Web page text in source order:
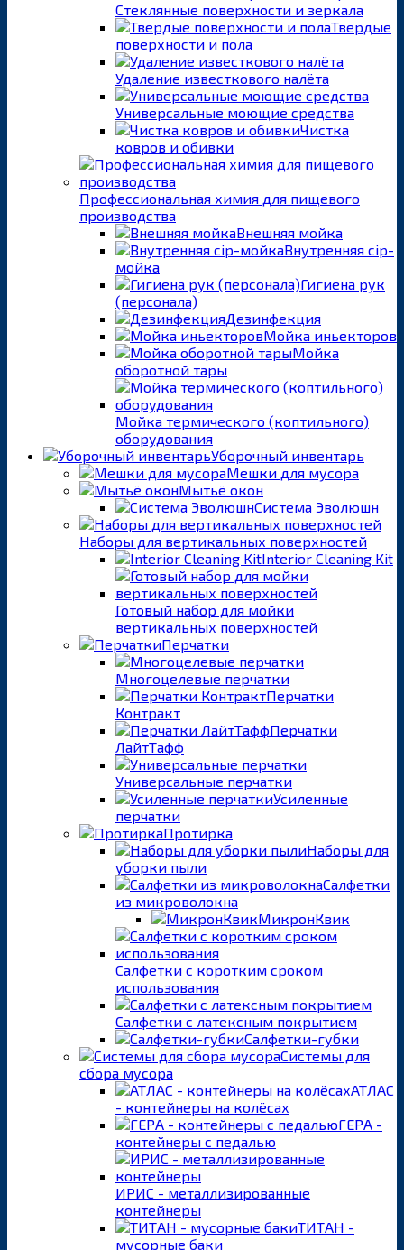
Стеклянные поверхности и зеркала
Твердые
поверхности и пола
Удаление известкового налёта
Универсальные моющие средства
Чистка
ковров и обивки
Профессиональная химия для пищевого
производства
Внешняя мойка
Внутренняя cip-
мойка
Гигиена рук
(персонала)
Дезинфекция
Мойка иньекторов
Мойка
оборотной тары
Мойка термического (коптильного)
оборудования
Уборочный инвентарь
Мешки для мусора
Мытьё окон
Система Эволюшн
Наборы для вертикальных поверхностей
Interior Cleaning Kit
Готовый набор для мойки
вертикальных поверхностей
Перчатки
Многоцелевые перчатки
Перчатки
Контракт
Перчатки
ЛайтТафф
Универсальные перчатки
Усиленные
перчатки
Протирка
Наборы для
уборки пыли
Салфетки
из микроволокна
МикронКвик
Салфетки с коротким сроком
использования
Салфетки с латексным покрытием
Салфетки-губки
Системы для
сбора мусора
АТЛАС
- контейнеры на колёсах
ГЕРА -
контейнеры с педалью
ИРИС - металлизированные
контейнеры
ТИТАН -
мусорные баки